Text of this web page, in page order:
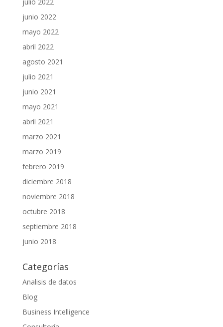
julio 2022
junio 2022
mayo 2022
abril 2022
agosto 2021
julio 2021
junio 2021
mayo 2021
abril 2021
marzo 2021
marzo 2019
febrero 2019
diciembre 2018
noviembre 2018
octubre 2018
septiembre 2018
junio 2018
Categorías
Analisis de datos
Blog
Business Intelligence